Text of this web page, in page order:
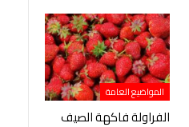
المواضيع العامة
الفراولة فاكهة الصيف